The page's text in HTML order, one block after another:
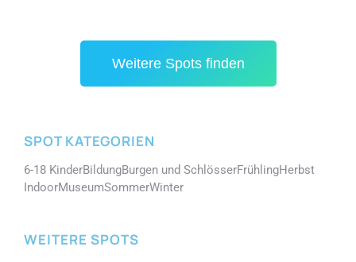
Weitere Spots finden
SPOT KATEGORIEN
6-18 KinderBildungBurgen und SchlösserFrühlingHerbst
IndoorMuseumSommerWinter
WEITERE SPOTS